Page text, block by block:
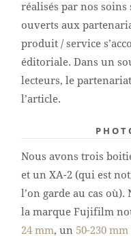
réalisés par nos soins
ouverts aux
produit / service
éditoriale. Dans un
lecteurs, le
l’article.
Nous avons trois
et un XA-2 (qui est
l’on garde au cas
la marque Fujifilm
24 mm, un 50-230 mm